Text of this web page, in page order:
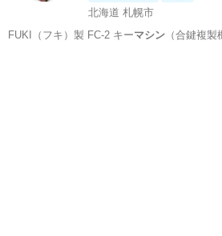
北海道 札幌市
FUKI（フキ）製 FC-2 キーマシン（合鍵複製機）で